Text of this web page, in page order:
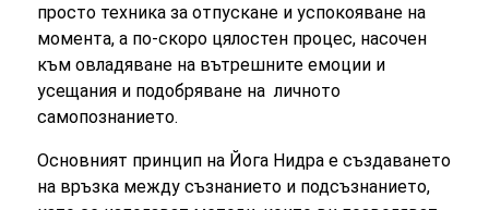
просто техника за отпускане и успокояване на
момента, а по-скоро цялостен процес, насочен
към овладяване на вътрешните емоции и
усещания и подобряване на личното
самопознанието.
Основният принцип на Йога Нидра е създаването
на връзка между съзнанието и подсъзнанието,